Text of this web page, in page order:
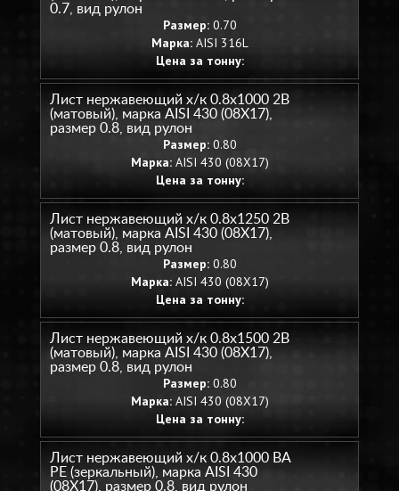
0.7, вид рулон
Размер:0.70
Марка:AISI 316L
Цена за тонну:
Лист нержавеющий х/к 0.8х1000 2B
(матовый), марка AISI 430 (08Х17),
размер 0.8, вид рулон
Размер:0.80
Марка:AISI 430 (08Х17)
Цена за тонну:
Лист нержавеющий х/к 0.8х1250 2B
(матовый), марка AISI 430 (08Х17),
размер 0.8, вид рулон
Размер:0.80
Марка:AISI 430 (08Х17)
Цена за тонну:
Лист нержавеющий х/к 0.8х1500 2B
(матовый), марка AISI 430 (08Х17),
размер 0.8, вид рулон
Размер:0.80
Марка:AISI 430 (08Х17)
Цена за тонну:
Лист нержавеющий х/к 0.8х1000 BA
PE (зеркальный), марка AISI 430
(08Х17), размер 0.8, вид рулон